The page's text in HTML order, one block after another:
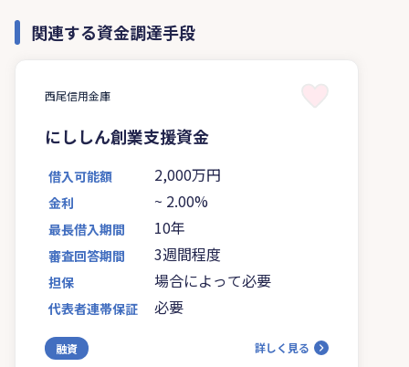
関連する資金調達手段
西尾信用金庫
にししん創業支援資金
借入可能額 2,000万円
金利 ~ 2.00%
最長借入期間 10年
審査回答期間 3週間程度
担保 場合によって必要
代表者連帯保証 必要
融資 詳しく見る